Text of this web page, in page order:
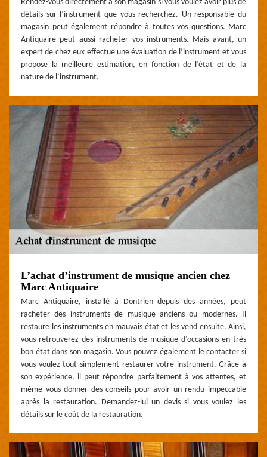
Rendez-vous directement à son magasin si vous voulez avoir plus de
détails sur l’instrument que vous recherchez. Un responsable du
magasin peut également répondre à toutes vos questions. Marc
Antiquaire peut aussi racheter vos instruments. Mais avant, un
expert de chez eux effectue une évaluation de l’instrument et vous
propose la meilleure estimation, en fonction de l’état et de la
nature de l’instrument.
L’achat d’instrument de musique ancien chez
Marc Antiquaire
Marc Antiquaire, installé à Dontrien depuis des années, peut
racheter des instruments de musique anciens ou modernes. Il
restaure les instruments en mauvais état et les vend ensuite. Ainsi,
vous retrouverez des instruments de musique d’occasions en très
bon état dans son magasin. Vous pouvez également le contacter si
vous voulez tout simplement restaurer votre instrument. Grâce à
son expérience, il peut répondre parfaitement à vos attentes, et
même vous donner des conseils pour avoir un rendu impeccable
après la restauration. Demandez-lui un devis si vous voulez les
détails sur le coût de la restauration.